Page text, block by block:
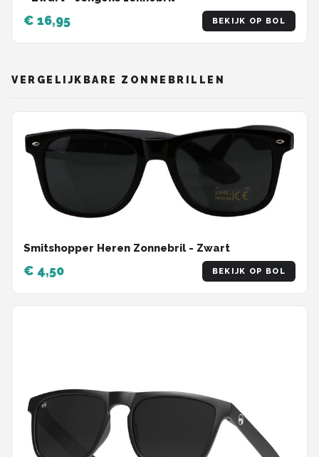
€ 16,95 BEKIJK OP BOL
VERGELIJKBARE ZONNEBRILLEN
Smitshopper Heren Zonnebril - Zwart
€ 4,50 BEKIJK OP BOL